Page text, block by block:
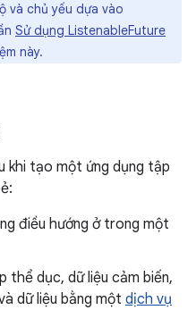
và chủ yếu dựa vào
Sử dụng ListenableFuture
này.
khi tạo một ứng dụng tập
điều hướng ở trong một
thể dục, dữ liệu cảm biến,
dữ liệu bằng một dịch vụ